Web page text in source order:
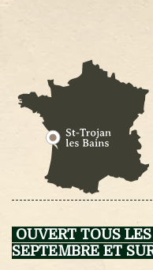
OUVERT TOUS
SEPTEMBRE ET